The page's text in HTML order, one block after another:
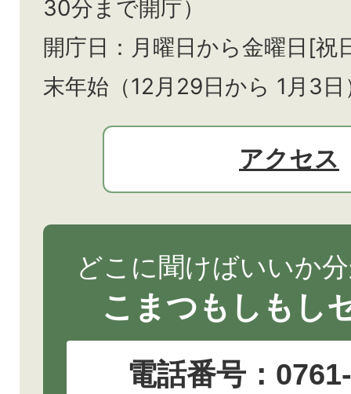
30分まで開庁）
開庁日：月曜日から金曜日[祝
末年始（12月29日から 1月3
アクセス
どこに聞けばいいか
こまつもしもし
電話番号：